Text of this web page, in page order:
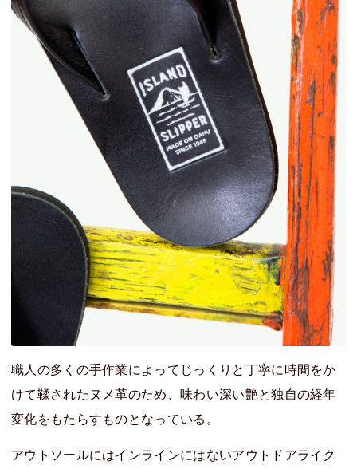
職人の多くの手作業によってじっくりと丁寧に時間をか
けて鞣されたヌメ革のため、味わい深い艶と独自の経年
変化をもたらすものとなっている。
アウトソールにはインラインにはないアウトドアライク